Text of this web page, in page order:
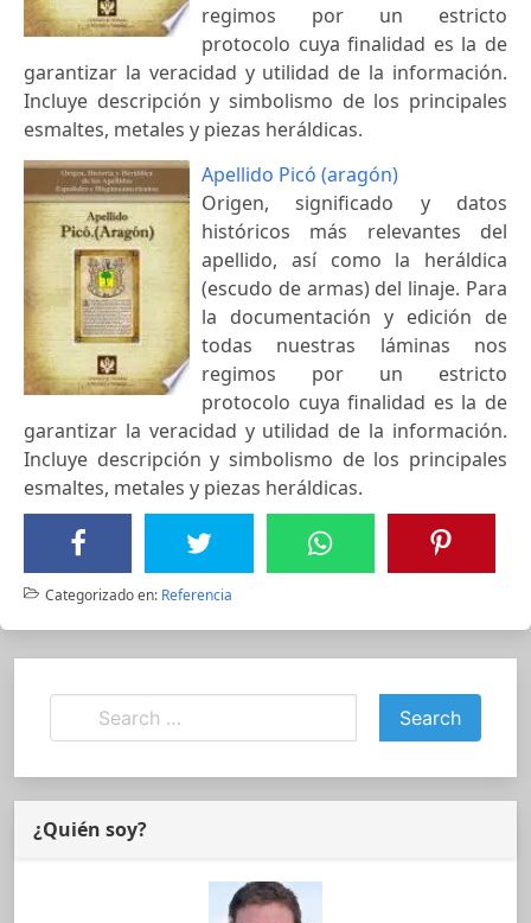
regimos por un estricto
protocolo cuya finalidad es la de
garantizar la veracidad y utilidad de la información.
Incluye descripción y simbolismo de los principales
esmaltes, metales y piezas heráldicas.
Apellido Picó (aragón)
Origen, significado y datos
históricos más relevantes del
apellido, así como la heráldica
(escudo de armas) del linaje. Para
la documentación y edición de
todas nuestras láminas nos
regimos por un estricto
protocolo cuya finalidad es la de
garantizar la veracidad y utilidad de la información.
Incluye descripción y simbolismo de los principales
esmaltes, metales y piezas heráldicas.
Categorizado en: Referencia
¿Quién soy?